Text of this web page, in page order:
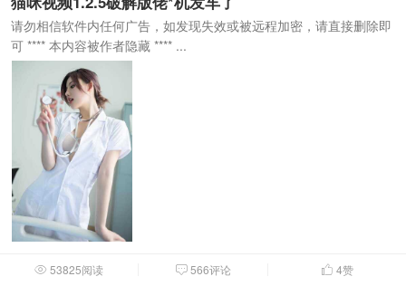
请勿相信软件内任何广告，如发现失效或被远程加密，请直接删除即
可 **** 本内容被作者隐藏 **** ...
 53825阅读  566评论  4赞